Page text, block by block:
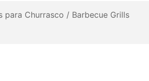
para Churrasco / Barbecue Grills